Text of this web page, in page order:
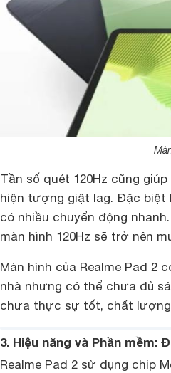
Tần số quét 120Hz cũng
hiện tượng giật lag. Đặc biệt
có nhiều chuyển động
màn hình 120Hz sẽ trở nên
Màn hình của Realme Pad 2
nhà nhưng có thể chưa đủ
chưa thực sự tốt, chất lượng
3. Hiệu năng và Phần
Realme Pad 2 sử dụng chip